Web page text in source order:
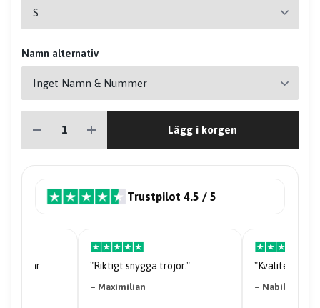
Namn alternativ
Lägg i korgen
Trustpilot 4.5 / 5
är "Riktigt snygga tröjor."
– Maximilian
"Kvaliteten på
– Nabil Abdi